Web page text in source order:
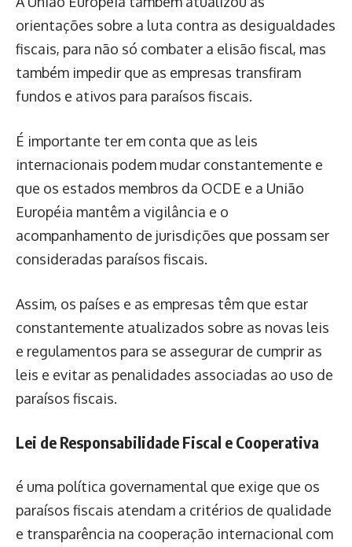
orientações sobre a luta contra as desigualdades
fiscais, para não só combater a elisão fiscal, mas
também impedir que as empresas transfiram
fundos e ativos para paraísos fiscais.
É importante ter em conta que as leis
internacionais podem mudar constantemente e
que os estados membros da OCDE e a União
Européia mantêm a vigilância e o
acompanhamento de jurisdições que possam ser
consideradas paraísos fiscais.
Assim, os países e as empresas têm que estar
constantemente atualizados sobre as novas leis
e regulamentos para se assegurar de cumprir as
leis e evitar as penalidades associadas ao uso de
paraísos fiscais.
Lei de Responsabilidade Fiscal e Cooperativa
é uma política governamental que exige que os
paraísos fiscais atendam a critérios de qualidade
e transparência na cooperação internacional com